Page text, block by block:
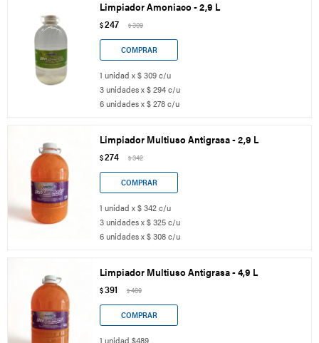
Limpiador Amoniaco - 2,9 L
$247 $309
1 unidad x $ 309 c/u
3 unidades x $ 294 c/u
6 unidades x $ 278 c/u
Limpiador Multiuso Antigrasa - 2,9 L
$274 $342
1 unidad x $ 342 c/u
3 unidades x $ 325 c/u
6 unidades x $ 308 c/u
Limpiador Multiuso Antigrasa - 4,9 L
$391 $489
1 unidad $489